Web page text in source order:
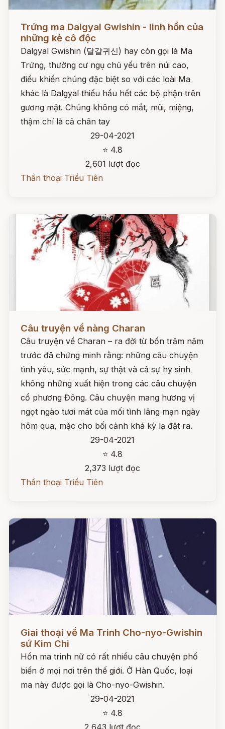
Trứng ma Dalgyal Gwishin - linh hồn của
những kẻ cô độc
Dalgyal Gwishin (달걀귀신) hay còn gọi là Ma
Trứng, thường cư ngụ chủ yếu trên núi cao,
điều khiến chúng đặc biệt so với các loài Ma
khác là Dalgyal thiếu hầu hết các bộ phận trên
gương mặt. Chúng không có mắt, mũi, miệng,
thậm chí là cả chân tay
29-04-2021
⭐ 4.8
2,601 lượt đọc
Thần thoại Triều Tiên
Câu truyện về nàng Charan
Câu truyện về Charan – ra đời từ bốn trăm năm
trước đã chứng minh rằng: những câu chuyện
tình yêu, sức mạnh, sự thật và cả sự hy sinh
không những xuất hiện trong các câu chuyện
cổ phương Đông. Câu chuyện mang hương vị
ngọt ngào tươi mát của mối tình lãng mạn ngày
hôm qua, mặc cho bối cảnh khá kỳ lạ đặt ra.
29-04-2021
⭐ 4.8
2,373 lượt đọc
Thần thoại Triều Tiên
Giai thoại về Ma Trinh Cho-nyo-Gwishin
sứ Kim Chi
Hồn ma trinh nữ có rất nhiều câu chuyện phố
biến ở mọi nơi trên thế giới. Ở Hàn Quốc, loại
ma này được gọi là Cho-nyo-Gwishin.
29-04-2021
⭐ 4.8
2,643 lượt đọc